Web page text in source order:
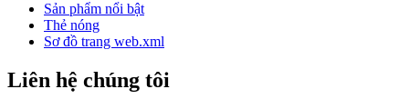
Sản phẩm nổi bật
Thẻ nóng
Sơ đồ trang web.xml
Liên hệ chúng tôi